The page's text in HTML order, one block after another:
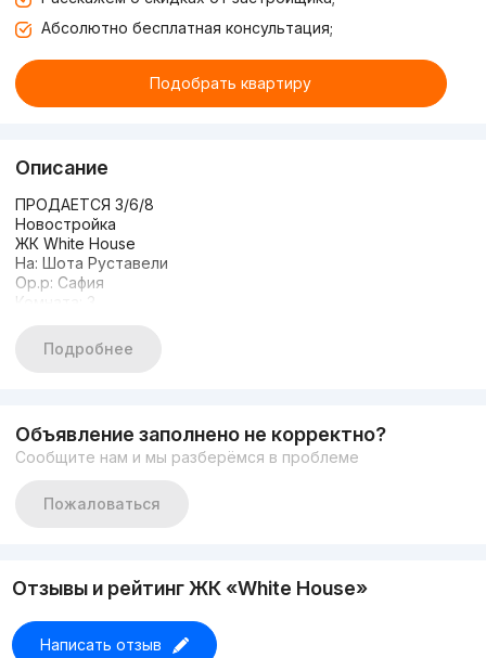
Абсолютно бесплатная консультация;
Подобрать квартиру
Описание
ПРОДАЕТСЯ 3/6/8
Новостройка
ЖК White House
На: Шота Руставели
Ор.р: Сафия
Комната: 3
Этажность: 8
Площадь: 74кв.м
Цена:
Подробнее
Объявление заполнено не корректно?
Сообщите нам и мы разберёмся в проблеме
Пожаловаться
Отзывы и рейтинг ЖК «White House»
Написать отзыв